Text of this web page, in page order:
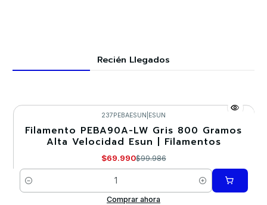
Recién Llegados
-30%
237PEBAESUN ESUN
Filamento PEBA90A-LW Gris 800 Gramos
Alta Velocidad Esun | Filamentos
$69.990$99.986
Cantidad
Comprar ahora